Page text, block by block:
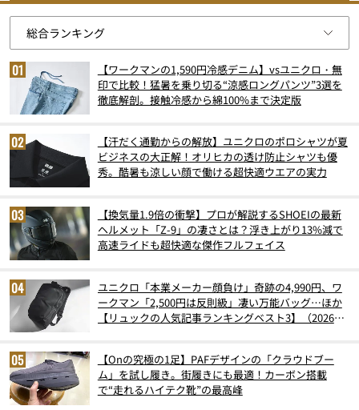
【ワークマンの1,590円冷感デニム】vsユニクロ・無
印で比較！猛暑を乗り切る“涼感ロングパンツ”3選を
徹底解剖。接触冷感から綿100%まで決定版
【汗だく通勤からの解放】ユニクロのポロシャツが夏
ビジネスの大正解！オリヒカの透け防止シャツも優
秀。酷暑も涼しい顔で働ける超快適ウエアの実力
【換気量1.9倍の衝撃】プロが解説するSHOEIの最新
ヘルメット「Z-9」の凄さとは？浮き上がり13%減で
高速ライドも超快適な傑作フルフェイス
ユニクロ「本業メーカー顔負け」奇跡の4,990円、ワ
ークマン「2,500円は反則級」凄い万能バッグ…ほか
【リュックの人気記事ランキングベスト3】（2026年
【Onの究極の1足】PAFデザインの「クラウドブー
ム」を試し履き。街履きにも最適！カーボン搭載
で“走れるハイテク靴”の最高峰